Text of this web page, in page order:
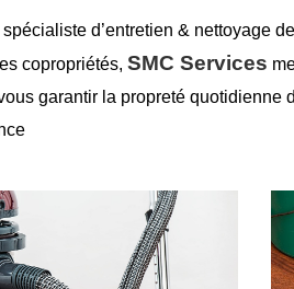
spécialiste d’entretien & nettoyage
copropriétés, SMC Services
garantir la propreté quotidienne